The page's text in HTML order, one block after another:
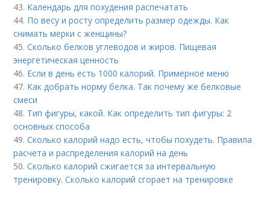
43. Календарь для похудения распечатать
44. По весу и росту определить размер одежды. Как
снимать мерки с женщины?
45.Сколько белков углеводов и жиров. Пищевая
энергетическая ценность
46. Если в день есть 1000 калорий. Примерное меню
47. Как добрать норму белка. Так почему же белковые
смеси
48. Тип фигуры, какой. Как определить тип фигуры: 2
основных способа
49.Сколько калорий надо есть, чтобы похудеть. Правила
расчета и распределения калорий на день
50.Сколько калорий сжигается за интервальную
тренировку. Сколько калорий сгорает на тренировке